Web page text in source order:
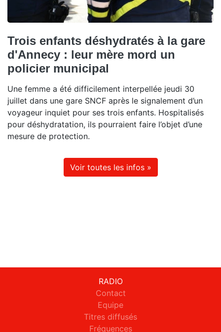
Trois enfants déshydratés à la gare
d'Annecy : leur mère mord un
policier municipal
Une femme a été difficilement interpellée jeudi 30
juillet dans une gare SNCF après le signalement d’un
voyageur inquiet pour ses trois enfants. Hospitalisés
pour déshydratation, ils pourraient faire l’objet d’une
mesure de protection.
Voir toutes les infos »
RADIO
Contact
Equipe
Titres diffusés
Fréquences